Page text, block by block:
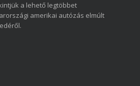
a lehető legtöbbet
amerikai autózás elmúlt